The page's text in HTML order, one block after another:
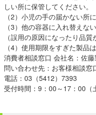
しい所に保管してください。
（2）小児の手の届かない所
（3）他の容器に入れ替えな
（誤用の原因になったり品
（4）使用期限をすぎた製品
消費者相談窓口 会社名：佐
問い合わせ先：お客様相談窓
電話：03（5412）7393
受付時間：9：00～17：00（